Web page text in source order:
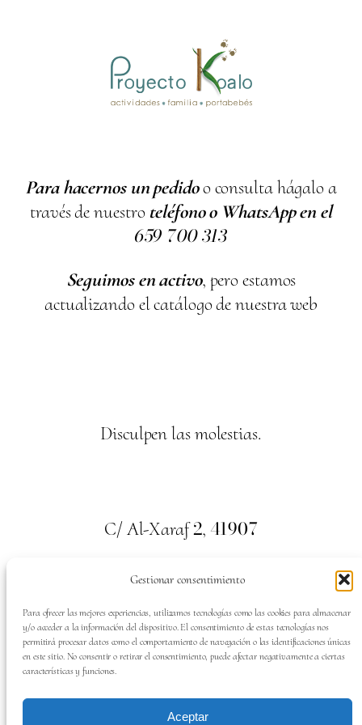
Gestionar consentimiento
Para ofrecer las mejores experiencias, utilizamos tecnologías como las cookies para almacenar
y/o acceder a la información del dispositivo. El consentimiento de estas tecnologías nos
permitirá procesar datos como el comportamiento de navegación o las identificaciones únicas
en este sitio. No consentir o retirar el consentimiento, puede afectar negativamente a ciertas
características y funciones.
Aceptar
Para hacernos un pedidoo consulta hágalo a
través de nuestro teléfono o WhatsApp en el
659 700313
Seguimos en activo, pero estamos
actualizando el catálogo de nuestra web
Disculpen las molestias.
C/ Al-Xaraf2, 41907
Valencina de la Concepción. Sevilla
Tel:659700313
SÍGUENOS EN: